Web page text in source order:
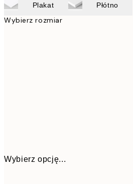
Plakat Płótno
Wybierz rozmiar
Wybierz opcję...